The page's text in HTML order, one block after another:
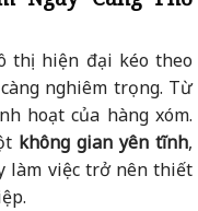
thị hiện đại kéo theo
nghiêm trọng. Từ
hoạt của hàng xóm.
không gian yên tĩnh,
làm việc trở nên thiết